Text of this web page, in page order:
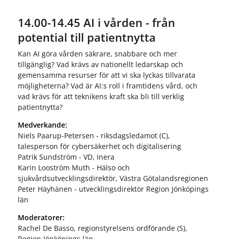
14.00-14.45 AI i vården - från
potential till patientnytta
Kan AI göra vården säkrare, snabbare och mer
tillgänglig? Vad krävs av nationellt ledarskap och
gemensamma resurser för att vi ska lyckas tillvarata
möjligheterna? Vad är AI:s roll i framtidens vård, och
vad krävs för att teknikens kraft ska bli till verklig
patientnytta?
Medverkande:
Niels Paarup-Petersen - riksdagsledamot (C),
talesperson för cybersäkerhet och digitalisering
Patrik Sundström - VD, Inera
Karin Looström Muth - Hälso och
sjukvårdsutvecklingsdirektör, Västra Götalandsregionen
Peter Häyhänen - utvecklingsdirektör Region Jönköpings
län
Moderatorer:
Rachel De Basso, regionstyrelsens ordförande (S),